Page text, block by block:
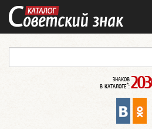
ЗНАКОВ
В КАТАЛОГЕ*: